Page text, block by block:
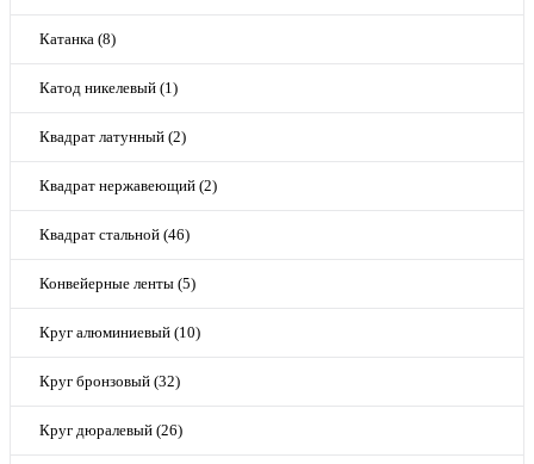
Катанка (8)
Катод никелевый (1)
Квадрат латунный (2)
Квадрат нержавеющий (2)
Квадрат стальной (46)
Конвейерные ленты (5)
Круг алюминиевый (10)
Круг бронзовый (32)
Круг дюралевый (26)